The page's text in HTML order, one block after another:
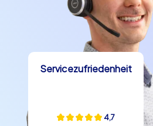
Servicezufriedenheit
4,7